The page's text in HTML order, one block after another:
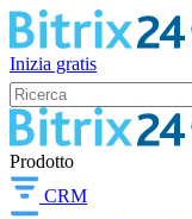
Inizia gratis
Prodotto
CRM